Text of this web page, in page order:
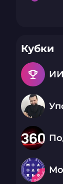
Кубки
emoji_events